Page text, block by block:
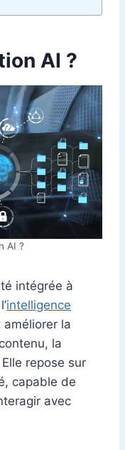
AI ?
AI ?
intégrée à
intelligence
la
la
repose sur
capable de
avec